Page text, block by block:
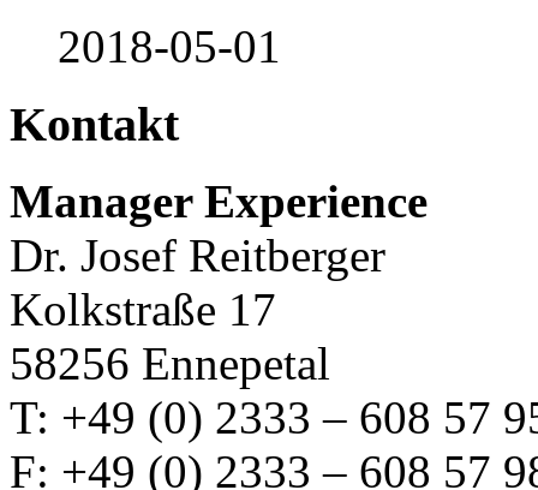
2018-05-01
Kontakt
Manager Experience
Dr. Josef Reitberger
Kolkstraße 17
58256 Ennepetal
T: +49 (0) 2333 – 608 57
F: +49 (0) 2333 – 608 57